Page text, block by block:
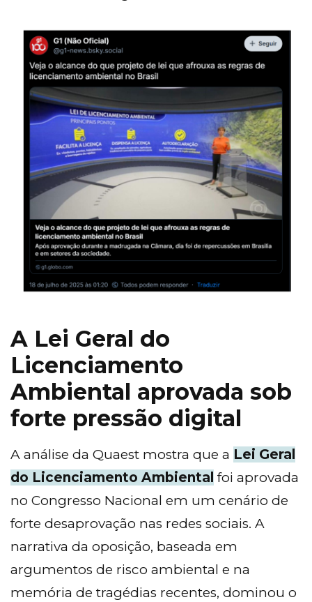
A Lei Geral do
Licenciamento
Ambiental aprovada sob
forte pressão digital
A análise da Quaest mostra que a Lei Geral
do Licenciamento Ambiental foi aprovada
no Congresso Nacional em um cenário de
forte desaprovação nas redes sociais. A
narrativa da oposição, baseada em
argumentos de risco ambiental e na
memória de tragédias recentes, dominou o